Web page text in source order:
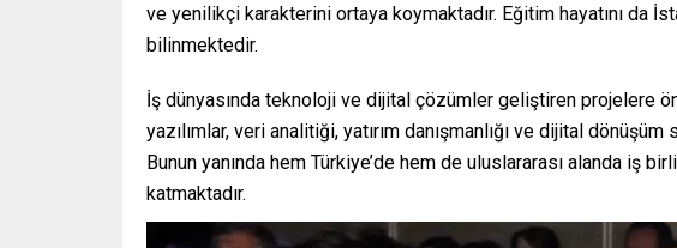
ve yenilikçi karakterini ortaya koymaktadır. Eğitim hayatını da
bilinmektedir.
İş dünyasında teknoloji ve dijital çözümler geliştiren projelere
yazılımlar, veri analitiği, yatırım danışmanlığı ve dijital
Bunun yanında hem Türkiye’de hem de uluslararası alanda iş
katmaktadır.